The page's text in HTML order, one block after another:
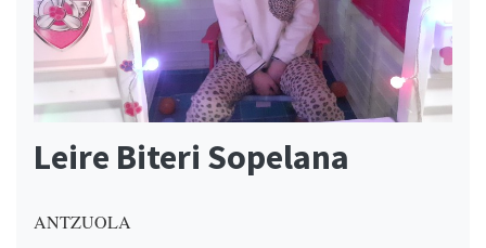
Leire Biteri Sopelana
ANTZUOLA